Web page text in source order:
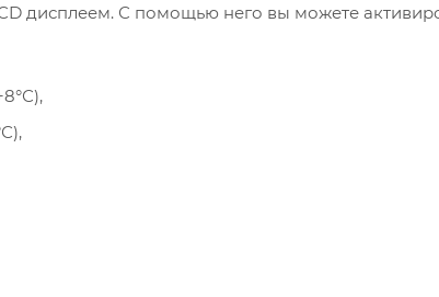
дисплеем. С помощью него вы можете